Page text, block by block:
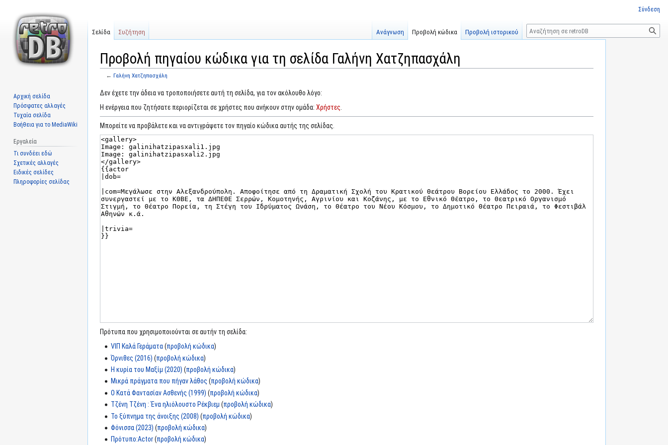
Προβολή πηγαίου κώδικα για τη σελίδα Γαλήνη Χατζηπασχάλη
← Γαλήνη Χατζηπασχάλη
Μετάβαση
στην
Πήδηση
στην
Δεν έχετε την άδεια να τροποποιήσετε αυτή τη σελίδα, για τον ακόλουθο λόγο:
Η ενέργεια που ζητήσατε περιορίζεται σε χρήστες που ανήκουν στην ομάδα: Χρήστες
Μπορείτε να προβάλετε και να αντιγράψετε τον πηγαίο κώδικα αυτής της σελίδας.
Πρότυπα που χρησιμοποιούνται σε αυτήν τη σελίδα:
VIΠ Καλά Γεράματα(προβολή κώδικα)
Όρνιθες (2016) (προβολή κώδικα)
Η κυρία του Μαξίμ (2020) (προβολή κώδικα)
Μικρά πράγματα που πήγαν λάθος (προβολή κώδικα)
Ο Κατά Φαντασίαν Ασθενής (1999) (προβολή κώδικα)
Τζένη Τζένη : Ένα ηλιόλουστο Ρέκβιεμ (προβολή κώδικα)
Το ξύπνημα της άνοιξης (2008) (προβολή κώδικα)
Φόνισσα (2023) (προβολή κώδικα)
Πρότυπο:Actor(προβολή κώδικα)
Σύνδεση
Σελίδα Συζήτηση Ανάγνωση Προβολή κώδικα Προβολή ιστορικού
Αναζήτηση
Αρχική σελίδα
Πρόσφατες αλλαγές
Τυχαία σελίδα
Βοήθεια για το MediaWiki
Εργαλεία
Τι συνδέει εδώ
Σχετικές αλλαγές
Ειδικές σελίδες
Πληροφορίες σελίδας